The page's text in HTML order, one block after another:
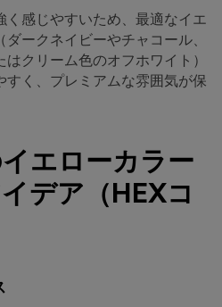
く感じやすいため、最適なイエ
ークネイビーやチャコール、
クリーム色のオフホワイト）
すく、プレミアムな雰囲気が保
エローカラー
デア（HEXコ